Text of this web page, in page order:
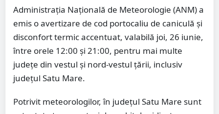
Administrația Națională de Meteorologie (ANM) a
emis o avertizare de cod portocaliu de caniculă și
disconfort termic accentuat, valabilă joi, 26 iunie,
între orele 12:00 și 21:00, pentru mai multe
județe din vestul și nord-vestul țării, inclusiv
județul Satu Mare.
Potrivit meteorologilor, în județul Satu Mare sunt